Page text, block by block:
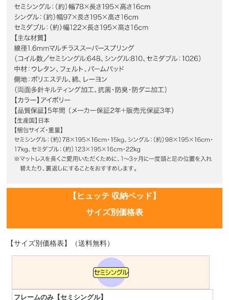
【ヒュッテ 収納ベッド】
サイズ別価格表
【サイズ別価格表】（送料無料）